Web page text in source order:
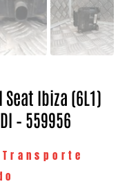
Ibiza (6L1)
– 559956